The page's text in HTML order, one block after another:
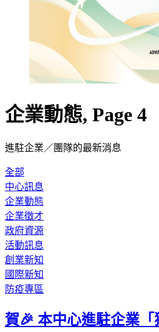
企業動態, Page 4
進駐企業／團隊的最新消息
全部
中心訊息
企業動態
企業徵才
政府資源
活動訊息
創業新知
國際新知
防疫專區
賀🎉 本中心進駐企業